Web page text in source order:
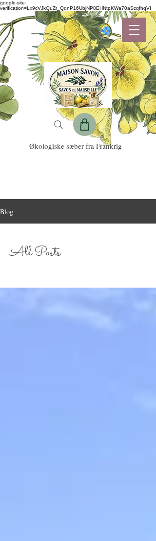
google-site-
verification=Lx9cVJkQuZr_QqnP16UbjNP8EHNtpKWa70aScqfhqVI
Økologiske sæber fra Frankrig
Blog
All Posts